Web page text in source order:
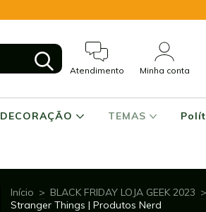
Atendimento Minha conta
DECORAÇÃO TEMAS
Início > BLACK FRIDAY LOJA GEEK 2023 >
Stranger Things | Produtos Nerd